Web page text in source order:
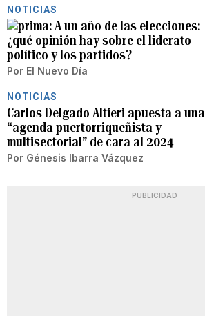
NOTICIAS
A un año de las elecciones:
¿qué opinión hay sobre el liderato
político y los partidos?
Por El Nuevo Día
NOTICIAS
Carlos Delgado Altieri apuesta a una
“agenda puertorriqueñista y
multisectorial” de cara al 2024
Por Génesis Ibarra Vázquez
PUBLICIDAD